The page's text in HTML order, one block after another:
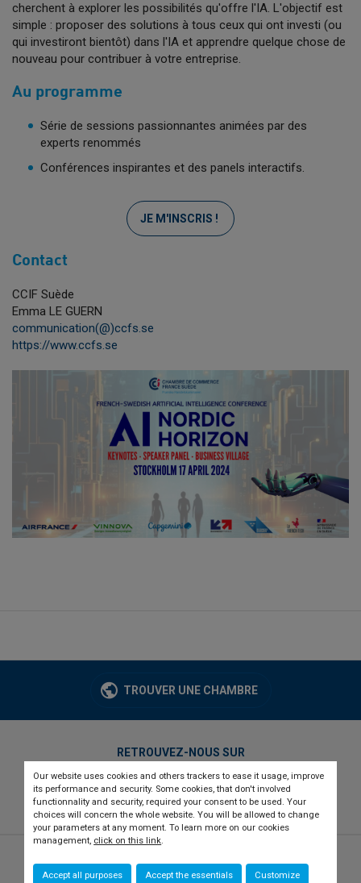
Our website uses cookies and others trackers to ease it usage, improve
its performance and security. Some cookies, that don't involved
functionnality and security, required your consent to be used. Your
choices will concern the whole website. You will be allowed to change
your parameters at any moment. To learn more on our cookies
management, click on this link.
Accept all purposes Accept the essentials Customize
cherchent à explorer les possibilités qu'offre l'IA. L'objectif est
simple : proposer des solutions à tous ceux qui ont investi (ou
qui investiront bientôt) dans l'IA et apprendre quelque chose de
nouveau pour contribuer à votre entreprise.
Au programme
Série de sessions passionnantes animées par des
experts renommés
Conférences inspirantes et des panels interactifs.
JE M'INSCRIS !
Contact
CCIF Suède
Emma LE GUERN
communication(@)ccfs.se
https://www.ccfs.se
TROUVER UNE CHAMBRE
RETROUVEZ-NOUS SUR
twitterlinkedinyoutube